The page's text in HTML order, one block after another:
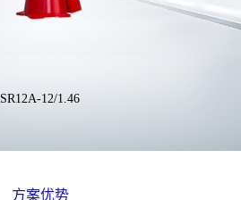
SR12A-12/1.46
方案优势